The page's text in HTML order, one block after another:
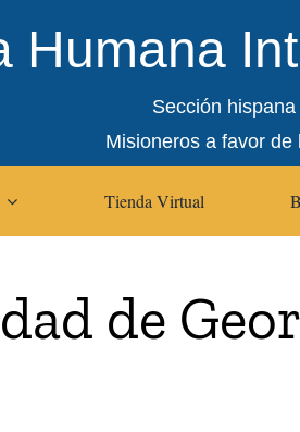
Humana
Sección
Misioneros a favor
Tienda Virtual
de